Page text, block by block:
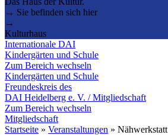
→ Sie befinden sich hier
→
Kulturhaus
Internationale DAI
Kindergärten und Schule
Zum Bereich wechseln
Kindergärten und Schule
Freundeskreis des
DAI Heidelberg e. V. / Mitgliedschaft
Zum Bereich wechseln
Mitgliedschaft
Startseite » Veranstaltungen » Nähwerkstatt